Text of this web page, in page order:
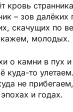
кровь
– зов далёких
скачущих по
молодых.
о камни в пух
куда-то улетаем.
не прибегаем,
и годах.